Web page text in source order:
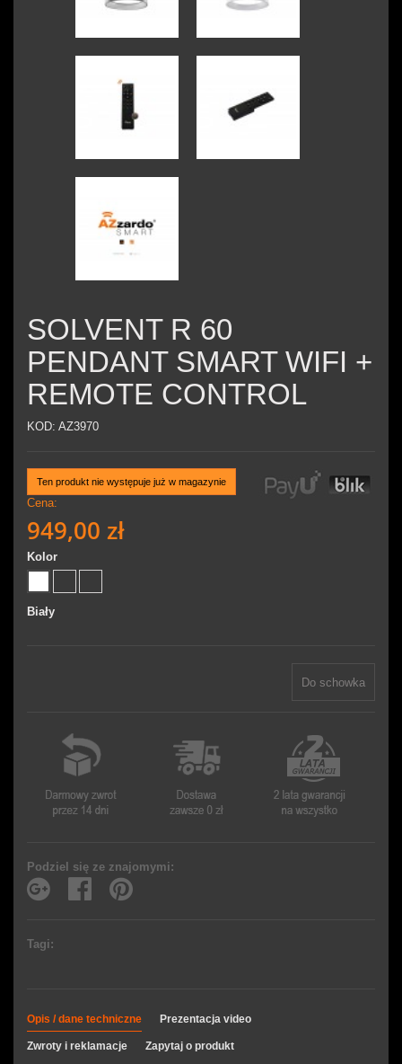
SOLVENT R 60
PENDANT SMART WIFI +
REMOTE CONTROL
KOD: AZ3970
Ten produkt nie występuje już w magazynie
Cena:
949,00 zł
Kolor
Biały
Do schowka
Podziel się ze znajomymi:
Tagi:
Opis / dane techniczne Prezentacja video
Zwroty i reklamacje Zapytaj o produkt